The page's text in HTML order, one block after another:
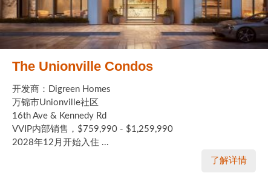
The Unionville Condos
开发商：Digreen Homes
万锦市Unionville社区
16th Ave & Kennedy Rd
VVIP内部销售，$759,990 - $1,259,990
2028年12月开始入住 ...
了解详情